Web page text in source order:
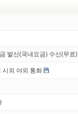
발신(국내요금) 수신(무료)
시외 야외 통화